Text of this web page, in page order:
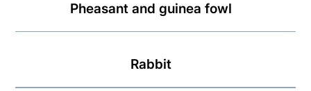
Pheasant and guinea fowl
Rabbit